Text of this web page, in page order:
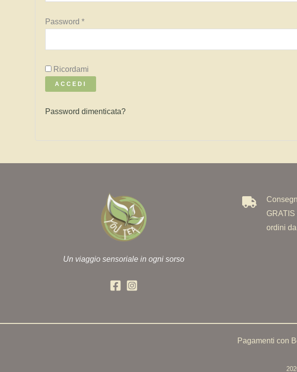
Password *Richiesto
Ricordami
ACCEDI
Password dimenticata?
Un viaggio sensoriale in ogni sorso
GRATIS
ordini
Pagamenti con